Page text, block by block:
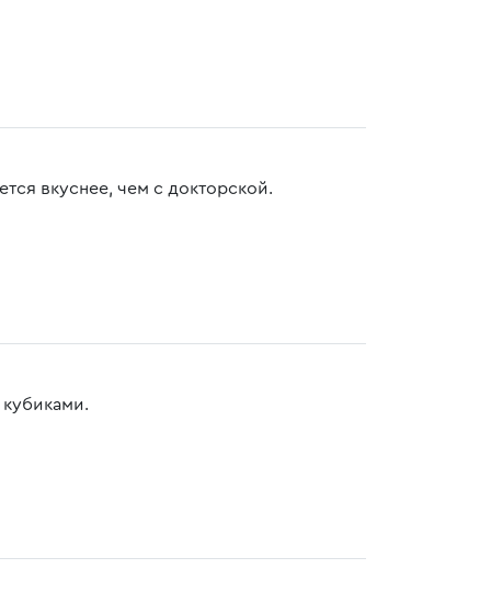
вкуснее, чем с докторской.